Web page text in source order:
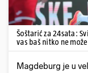
Šoštarić za 24sata:
vas baš nitko ne
Magdeburg je u